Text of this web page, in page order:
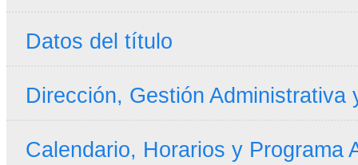
Datos del título
Dirección, Gestión Administrativa
Calendario, Horarios y Programa